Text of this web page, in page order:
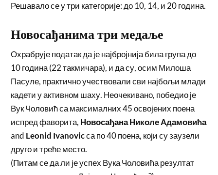
Решавало се у три категорије: до 10, 14, и 20 година.
Новосађанима три медаље
Охрабрује податак да је најбројнија била група до
10 година (22 такмичара), и да су, осим Милоша
Пасуле, практично учествовали сви најбољи млади
кадети у активном шаху. Неочекивано, победио је
Вук Чоловић са максималних 45 освојених поена
испред фаворита, Новосађана Николе Адамовића
and Leonid Ivanovicса по 40 поена, који су заузели
друго и треће место.
(Питам се да ли је успех Вука Чоловића резултат